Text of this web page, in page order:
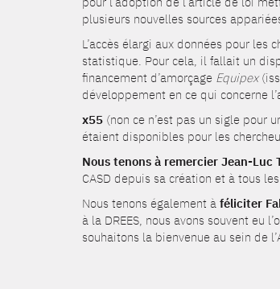
plusieurs nouvelles sources
L’accès élargi aux données pour
statistique. Pour cela, il fallait un
financement d’amorçage Equipex
développement en ce qui concerne
x55 (non ce n’est pas un sigle pour
étaient disponibles pour les
Nous tenons à remercier Jean-Luc
CASD depuis sa création et à tous
Nous tenons également à féliciter
à la DREES, nous avons souvent eu
souhaitons la bienvenue au sein de